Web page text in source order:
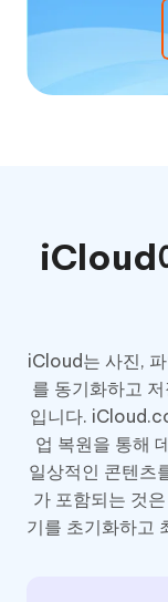
iCloud
iCloud는 사진,
를 동기화하고
입니다.
업 복원을 통해
일상적인 콘텐츠
가 포함되는 것
기를 초기화하고